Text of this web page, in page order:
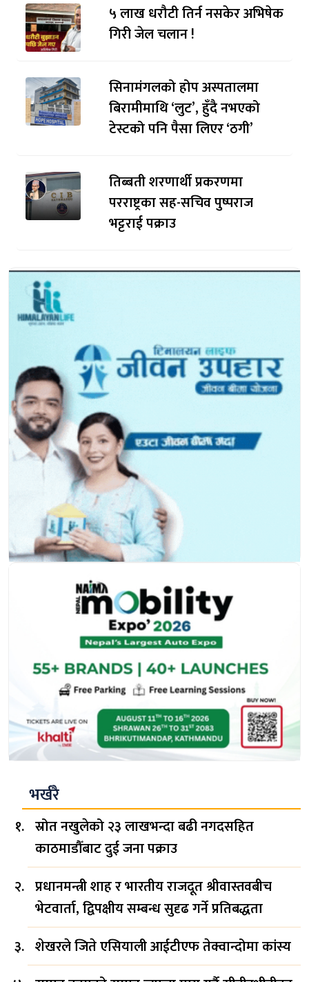
५ लाख धरौटी तिर्न नसकेर अभिषेक
गिरी जेल चलान !
सिनामंगलको होप अस्पतालमा
बिरामीमाथि ‘लुट’, हुँदै नभएको
टेस्टको पनि पैसा लिएर ‘ठगी’
तिब्बती शरणार्थी प्रकरणमा
परराष्ट्रका सह-सचिव पुष्पराज
भट्टराई पक्राउ
भर्खरै
स्रोत नखुलेको २३ लाखभन्दा बढी नगदसहित
काठमाडौँबाट दुई जना पक्राउ
प्रधानमन्त्री शाह र भारतीय राजदूत श्रीवास्तवबीच
भेटवार्ता, द्विपक्षीय सम्बन्ध सुदृढ गर्ने प्रतिबद्धता
शेखरले जिते एसियाली आईटीएफ तेक्वान्दोमा कांस्य